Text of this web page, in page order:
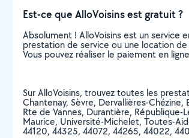
Est-ce que AlloVoisins est gratuit ?
Absolument ! AlloVoisins est un service
prestation de service ou une location
Vous pouvez réaliser le paiement en
Sur AlloVoisins, trouvez toutes les
Chantenay, Sèvre, Dervallières-
Rte de Vannes, Durantière,
Maurice, Université-Michelet, Toutes-
44120, 44325, 44072, 44265, 44022,